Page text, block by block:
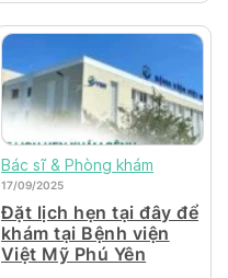
Bác sĩ & Phòng khám
17/09/2025
Đặt lịch hẹn tại đây để
khám tại Bệnh viện
Việt Mỹ Phú Yên